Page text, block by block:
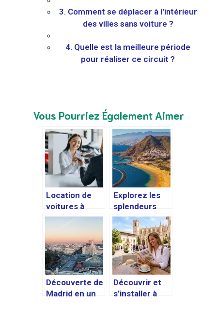
3. Comment se déplacer à l'intérieur
des villes sans voiture ?
4. Quelle est la meilleure période
pour réaliser ce circuit ?
Vous Pourriez Également Aimer
Location de
voitures à
Valence pas de
franchise :
comment
choisir ?
Explorez les
splendeurs
des Îles
Canaries en
hiver
Découverte de
Madrid en un
Découvrir et
s’installer à